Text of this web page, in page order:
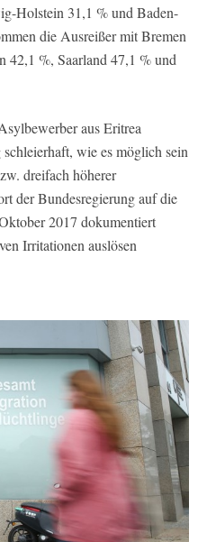
Holstein 31,1 % und Baden-
die Ausreißer mit Bremen
42,1 %, Saarland 47,1 % und
aus Eritrea
wie es möglich sein
dreifach höherer
der Bundesregierung auf die
2017 dokumentiert
Irritationen auslösen